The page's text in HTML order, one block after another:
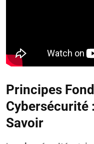
Principes
Cybersécurité
Savoir